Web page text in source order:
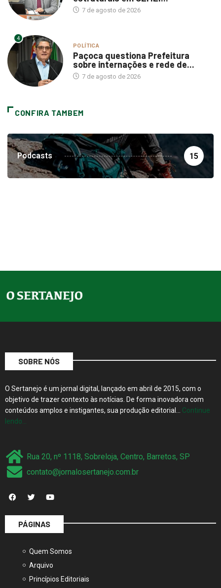
7 de agosto de 2026
4
POLÍTICA
Paçoca questiona Prefeitura
sobre internações e rede de...
7 de agosto de 2026
CONFIRA TAMBEM
Podcasts 15
SOBRE NÓS
O Sertanejo é um jornal digital, lançado em abril de 2015, com o
objetivo de trazer contexto às notícias. De forma inovadora com
conteúdos amplos e instigantes, sua produção editorial… Continue
lendo…
Rua 20, nº 1118, Sobreloja, Centro, Barretos, SP
contato@jornalosertanejo.com.br
PÁGINAS
Quem Somos
Arquivo
Princípios Editoriais